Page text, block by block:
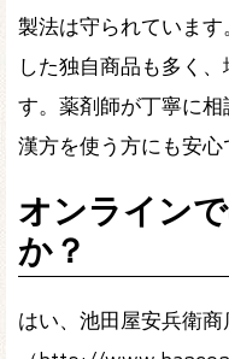
製法は守られていま
した独自商品も多く
す。薬剤師が丁寧に
漢方を使う方にも安心
オンライン
か？
はい、池田屋安兵衛